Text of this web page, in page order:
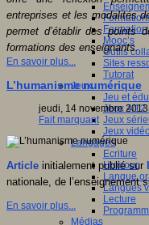
Mooc’s
Outils
Sites
Tutorat
Jeux
Jeu et
Jeux 4/12
Jeux
Jeux vidéo
Langages
Ecriture
Humour
Langue
Langues
Lecture
Médias
entreprises et les modalités
permet d’établir des points
formations des enseignants.
En savoir plus...
L’humanisme numérique
jeudi, 14 novembre 2013
Fait marquant
Article initialement publié sur
nationale, de l’enseignement
En savoir plus...